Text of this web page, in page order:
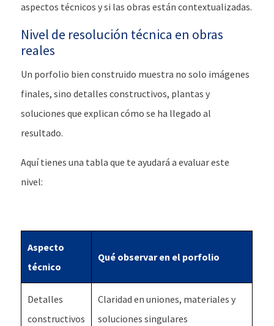
aspectos técnicos y si las obras están contextualizadas.
Nivel de resolución técnica en obras
reales
Un porfolio bien construido muestra no solo imágenes
finales, sino detalles constructivos, plantas y
soluciones que explican cómo se ha llegado al
resultado.
Aquí tienes una tabla que te ayudará a evaluar este
nivel:
Aspecto
técnico
Qué observar en el porfolio
Detalles
constructivos
Claridad en uniones, materiales y
soluciones singulares